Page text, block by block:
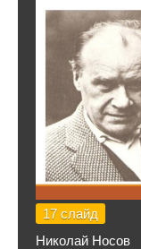
17 слайд
Николай Носов